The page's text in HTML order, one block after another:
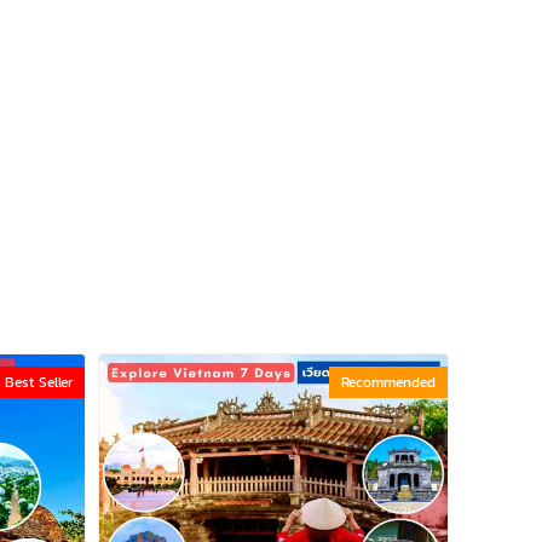
Best Seller Recommended